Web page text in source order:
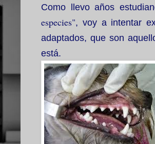
Como llevo años
especies", voy a intentar
adaptados, que son
está.